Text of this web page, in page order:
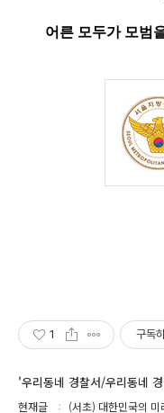
어른 모두가 모범
1 구독
'우리동네 경찰서/우리동네
현재글 (서초) 대한민국의